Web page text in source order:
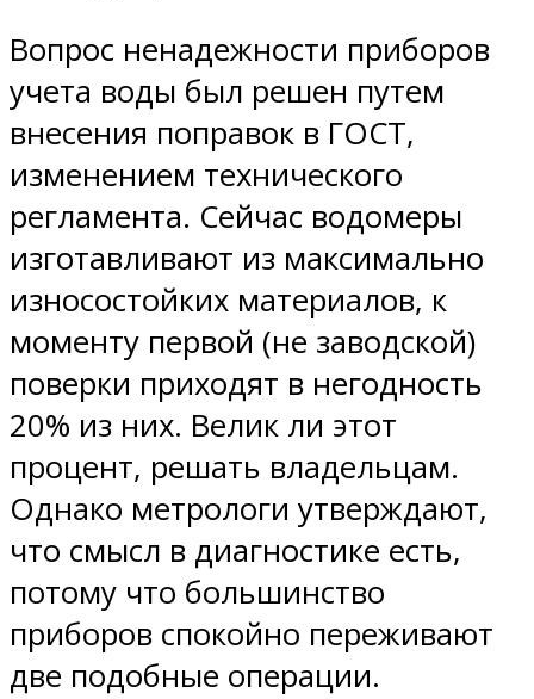
Вопрос ненадежности приборов
учета воды был решен путем
внесения поправок в ГОСТ,
изменением технического
регламента. Сейчас водомеры
изготавливают из максимально
износостойких материалов, к
моменту первой (не заводской)
поверки приходят в негодность
20% из них. Велик ли этот
процент, решать владельцам.
Однако метрологи утверждают,
что смысл в диагностике есть,
потому что большинство
приборов спокойно переживают
две подобные операции.